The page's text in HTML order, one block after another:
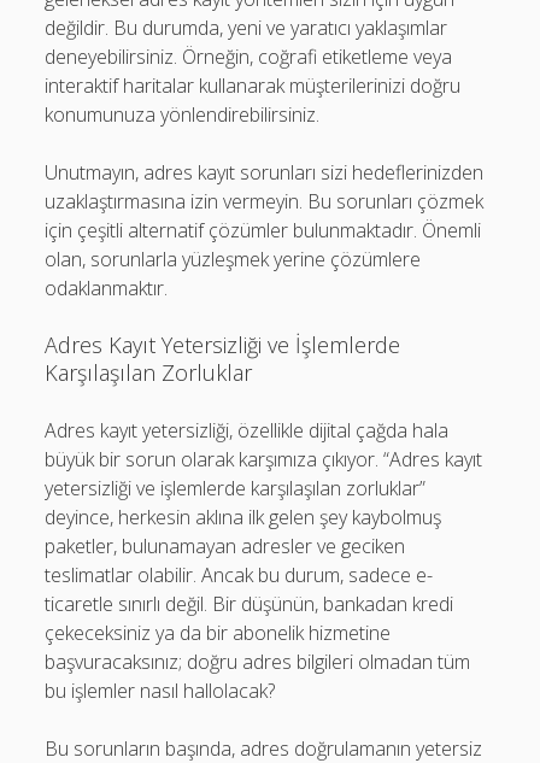
değildir. Bu durumda, yeni ve yaratıcı yaklaşımlar
deneyebilirsiniz. Örneğin, coğrafi etiketleme veya
interaktif haritalar kullanarak müşterilerinizi doğru
konumunuza yönlendirebilirsiniz.
Unutmayın, adres kayıt sorunları sizi hedeflerinizden
uzaklaştırmasına izin vermeyin. Bu sorunları çözmek
için çeşitli alternatif çözümler bulunmaktadır. Önemli
olan, sorunlarla yüzleşmek yerine çözümlere
odaklanmaktır.
Adres Kayıt Yetersizliği ve İşlemlerde
Karşılaşılan Zorluklar
Adres kayıt yetersizliği, özellikle dijital çağda hala
büyük bir sorun olarak karşımıza çıkıyor. “Adres kayıt
yetersizliği ve işlemlerde karşılaşılan zorluklar”
deyince, herkesin aklına ilk gelen şey kaybolmuş
paketler, bulunamayan adresler ve geciken
teslimatlar olabilir. Ancak bu durum, sadece e-
ticaretle sınırlı değil. Bir düşünün, bankadan kredi
çekeceksiniz ya da bir abonelik hizmetine
başvuracaksınız; doğru adres bilgileri olmadan tüm
bu işlemler nasıl hallolacak?
Bu sorunların başında, adres doğrulamanın yetersiz